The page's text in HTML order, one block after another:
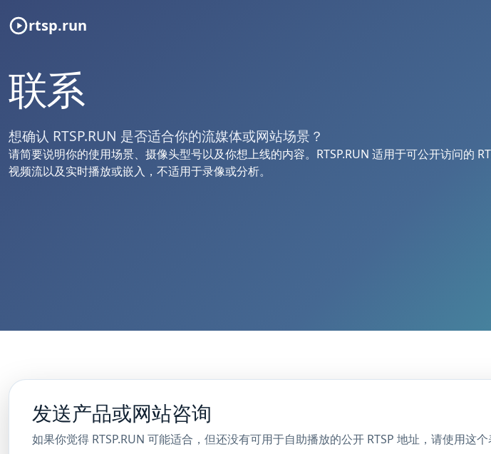
rtsp.run
联系
想确认 RTSP.RUN 是否适合你的流媒体或网站场景？
请简要说明你的使用场景、摄像头型号以及你想上线的内容。RTSP.RUN 适用于可公开访问的
视频流以及实时播放或嵌入，不适用于录像或分析。
发送产品或网站咨询
如果你觉得 RTSP.RUN 可能适合，但还没有可用于自助播放的公开 RTSP 地址，请使用这个